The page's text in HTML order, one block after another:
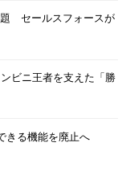
題 セールスフォースが
ビニ王者を支えた「勝
きる機能を廃止へ